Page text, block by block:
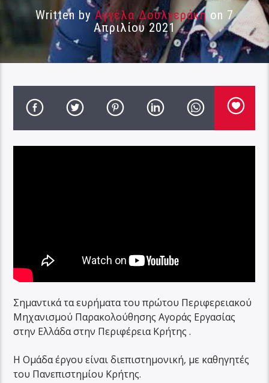
Written byΑγγέλα Δουλγεράκη on 7
Απριλίου 2021
Σημαντικά τα ευρήματα του πρώτου Περιφερειακού
Μηχανισμού Παρακολούθησης Αγοράς Εργασίας
στην Ελλάδα στην Περιφέρεια Κρήτης .
Η Ομάδα έργου είναι διεπιστημονική, με καθηγητές
του Πανεπιστημίου Κρήτης.